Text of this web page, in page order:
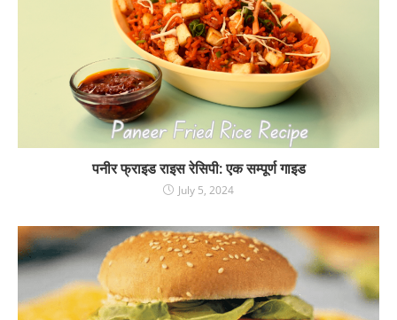
पनीर फ्राइड राइस रेसिपी: एक सम्पूर्ण गाइड
July 5, 2024